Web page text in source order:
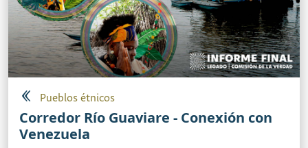
Pueblos étnicos
Corredor Río Guaviare - Conexión con
Venezuela